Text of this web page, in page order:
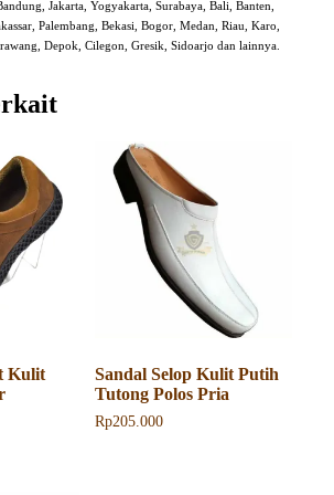
Jakarta, Yogyakarta, Surabaya, Bali, Banten,
Palembang, Bekasi, Bogor, Medan, Riau, Karo,
Depok, Cilegon, Gresik, Sidoarjo dan lainnya.
Kulit
Sandal Selop Kulit Putih
Tutong Polos Pria
Rp205.000